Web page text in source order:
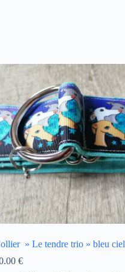
» Le tendre trio » bleu ciel
€